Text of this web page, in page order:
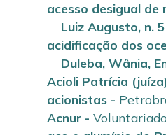
acesso desigual de
Luiz Augusto, n.
acidificação dos
Duleba, Wânia,
Acioli Patrícia
acionistas -
Acnur -